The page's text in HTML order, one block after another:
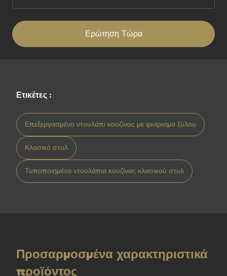
Ερώτηση Τώρα
Ετικέτες :
Επεξεργασμένο ντουλάπι κουζίνας με φινίρισμα ξύλου
Κλασικό στυλ
Τυποποιημένα ντουλάπια κουζίνας κλασικού στυλ
Προσαρμοσμένα χαρακτηριστικά
προϊόντος